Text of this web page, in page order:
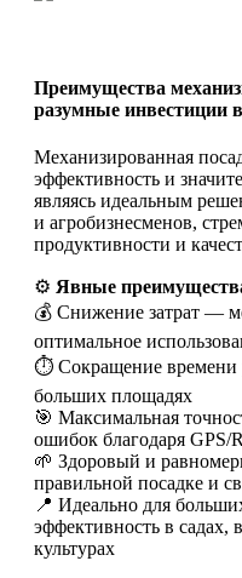
Преимущества
разумные инвестиции
Механизированная
эффективность и
являясь идеальным
и агробизнесменов,
продуктивности и
⚙️ Явные
💰 Снижение затрат —
оптимальное
⏱️ Сокращение времени
больших площадях
🎯 Максимальная
ошибок благодаря GPS/
🌱 Здоровый и
правильной посадке и
📍 Идеально для
эффективность в садах,
культурах